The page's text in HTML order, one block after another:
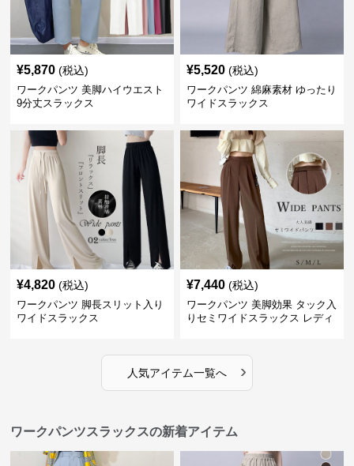
¥5,870 (税込)
ワークパンツ 美脚ハイウエスト
9分丈スラックス
¥5,520 (税込)
ワークパンツ 綿麻素材 ゆったり
ワイドスラックス
¥4,820 (税込)
ワークパンツ 脚長スリット入り
ワイドスラックス
¥7,440 (税込)
ワークパンツ 美脚効果 タック入
りセミワイドスラックス レディ
人気アイテム一覧へ ›
ワークパンツスラックスの新着アイテム